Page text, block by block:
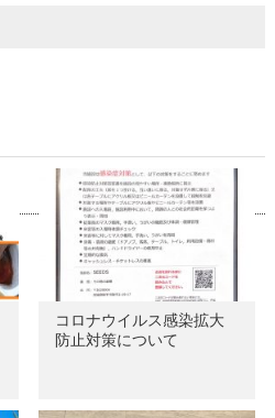
コロナウイルス感染拡大
防止対策について